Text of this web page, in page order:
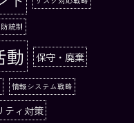
統制
動 保守・廃棄
情報システム戦略
ティ対策